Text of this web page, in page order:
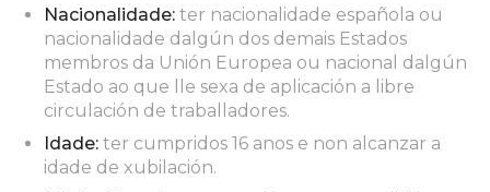
Nacionalidade: ter nacionalidade española ou
nacionalidade dalgún dos demais Estados
membros da Unión Europea ou nacional dalgún
Estado ao que lle sexa de aplicación a libre
circulación de traballadores.
Idade: ter cumpridos 16 anos e non alcanzar a
idade de xubilación.